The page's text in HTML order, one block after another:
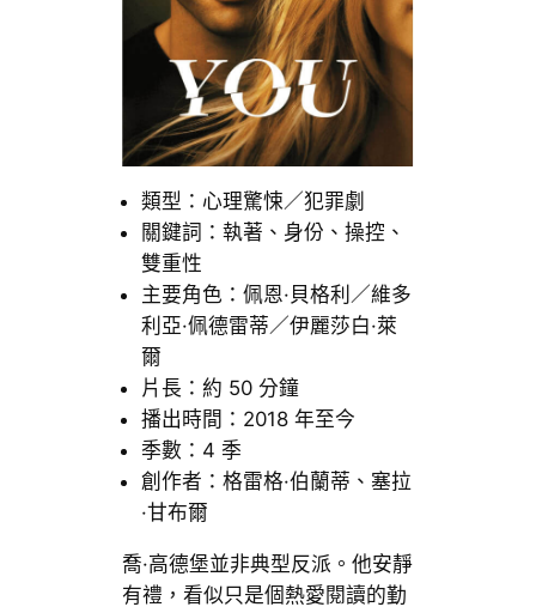
類型：心理驚悚／犯罪劇
關鍵詞：執著、身份、操控、
雙重性
主要角色：佩恩·貝格利／維多
利亞·佩德雷蒂／伊麗莎白·萊
爾
片長：約 50 分鐘
播出時間：2018 年至今
季數：4 季
創作者：格雷格·伯蘭蒂、塞拉
·甘布爾
喬·高德堡並非典型反派。他安靜
有禮，看似只是個熱愛閱讀的勤